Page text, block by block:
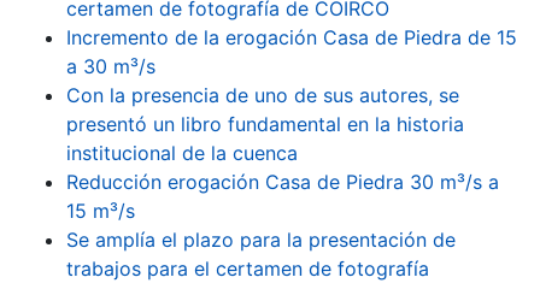
certamen de fotografía de COIRCO
Incremento de la erogación Casa de Piedra de 15
a 30 m³/s
Con la presencia de uno de sus autores, se
presentó un libro fundamental en la historia
institucional de la cuenca
Reducción erogación Casa de Piedra 30 m³/s a
15 m³/s
Se amplía el plazo para la presentación de
trabajos para el certamen de fotografía